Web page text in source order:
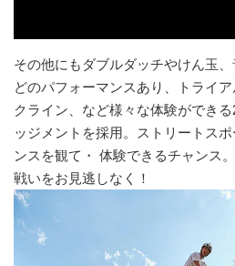
その他にもダブルダッチやけん玉
どのパフォーマンスあり、トライ
クライン、など様々な体験ができ
ッジメントを採用。ストリートス
ンスを観て・ 体験できるチャンス
戦いをお見逃しなく！